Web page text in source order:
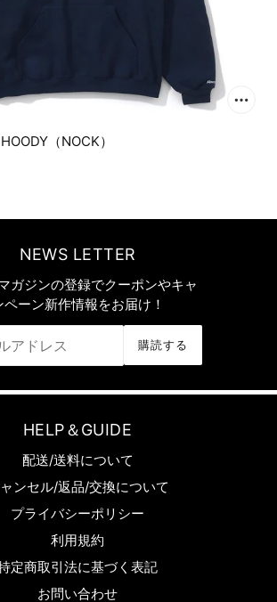
（NOCK）
NEWS LETTER
ガジンの登録でクーポンやキャ
ペーン新作情報をお届け！
購読する
HELP＆GUIDE
配送/送料について
ンセル/返品/交換について
プライバシーポリシー
利用規約
定商取引法に基づく表記
お問い合わせ